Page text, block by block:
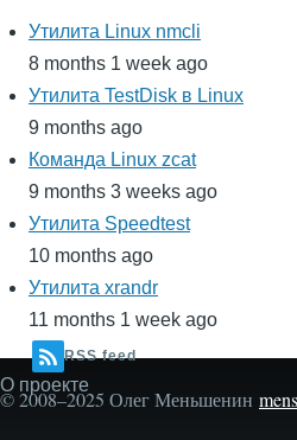
Утилита Linux nmcli
8 months 1 week ago
Утилита TestDisk в Linux
9 months ago
Команда Linux zcat
9 months 3 weeks ago
Утилита Speedtest
10 months ago
Утилита xrandr
11 months 1 week ago
RSS feed
Secondary
menu
О проекте
© 2008–2025 Олег Меньшенин